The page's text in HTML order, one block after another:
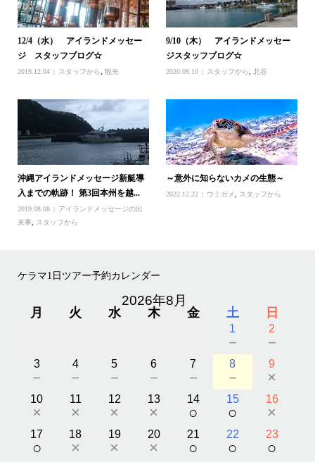
12/4（水） アイランドメッセー
ジ スタッフブログ☆
2019.12.04 スタッフから 観光
9/10（木） アイランドメッセー
ジスタッフブログ☆
2020.09.10 スタッフから ,北谷
沖縄アイランドメッセージ新艇導
入までの軌跡！ 第3回本州を越...
2019.08.08
アイランドメッセージの出
来事, スタッフから
～意外に知らないカメの生態～
2022.12.22 ウミガメ スタッフから
ケラマ1日ツアー予約カレンダー
2026年8月
月 火 水 木 金 土 日
1
－
2
－
3
－
4
－
5
－
6
－
7
－
8
－
9
×
10
×
11
×
12
×
13
×
14
○
15
○
16
×
17
○
18
×
19
×
20
×
21
○
22
○
23
○